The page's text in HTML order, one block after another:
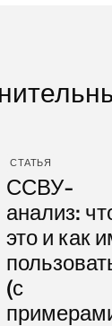
СТАТЬЯ
ССВУ-
анализ:
это и как
(с